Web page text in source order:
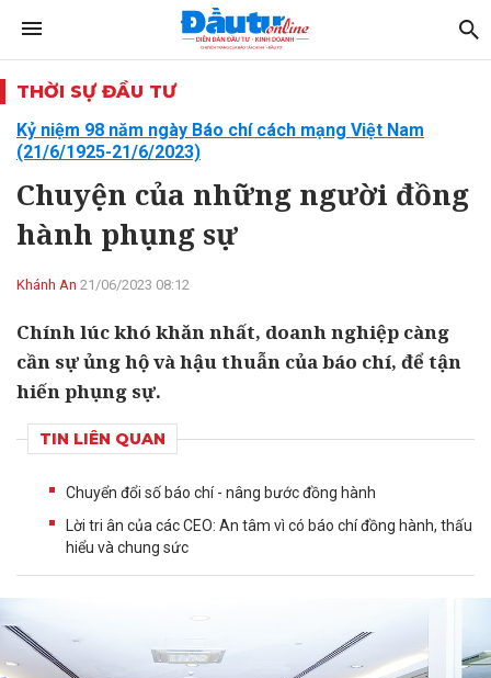
THỜI SỰ ĐẦU TƯ
Kỷ niệm 98 năm ngày Báo chí cách mạng Việt Nam
(21/6/1925-21/6/2023)
Chuyện của những người đồng
hành phụng sự
Khánh An 21/06/2023 08:12
Chính lúc khó khăn nhất, doanh nghiệp càng
cần sự ủng hộ và hậu thuẫn của báo chí, để tận
hiến phụng sự.
TIN LIÊN QUAN
Chuyển đổi số báo chí - nâng bước đồng hành
Lời tri ân của các CEO: An tâm vì có báo chí đồng hành, thấu
hiểu và chung sức